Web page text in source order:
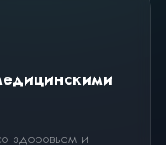
здоровьем и